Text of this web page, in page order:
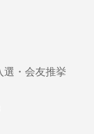
・会友推挙